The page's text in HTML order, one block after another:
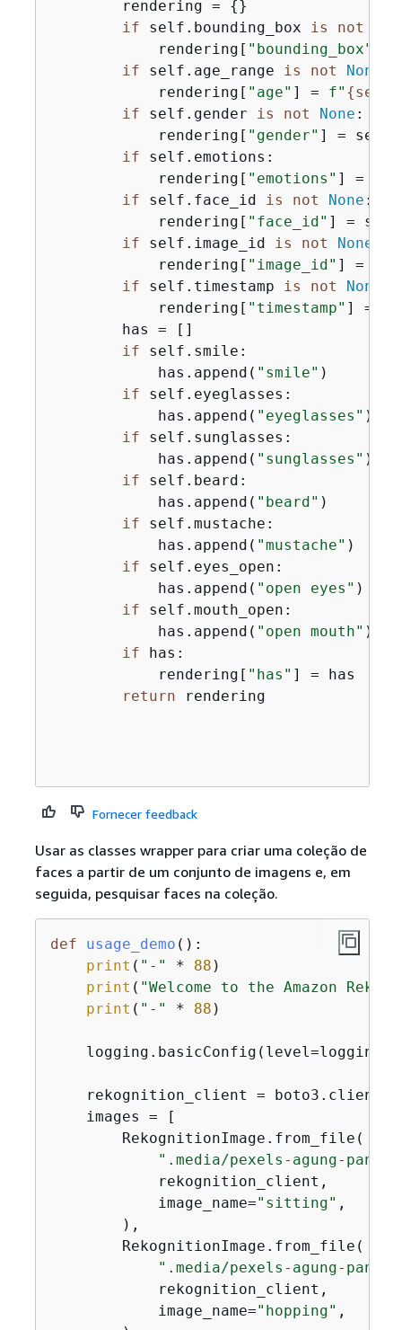
        rendering =
{}
if self.bounding_box is not
            rendering[
"bounding_box"
if self.age_range is not None
            rendering[
"age" ] = f" {
if self.gender is not None :
            rendering[
"gender" ] =
if self.emotions:
            rendering[
"emotions" ] =
if self.face_id is not None :
            rendering[
"face_id" ] =
if self.image_id is not None
            rendering[
"image_id" ] =
if self.timestamp is not None
            rendering[
"timestamp" ] =
        has = []
if self.smile:
            has.append(
"smile" )
if self.eyeglasses:
            has.append(
"eyeglasses" )
if self.sunglasses:
            has.append(
"sunglasses" )
if self.beard:
            has.append(
"beard" )
if self.mustache:
            has.append(
"mustache" )
if self.eyes_open:
            has.append(
"open eyes" )
if self.mouth_open:
            has.append(
"open mouth" )
if has:
            rendering[
"has" ] = has
return rendering
Fornecer feedback
Usar as classes wrapper para criar uma coleção de
faces a partir de um conjunto de imagens e, em
seguida, pesquisar faces na coleção.
def usage_demo ():
print ( "-" * 88 )
print ( "Welcome to the Amazon
print ( "-" * 88 )
    rekognition_client = boto3.client(
    images = [
        RekognitionImage.from_file(
".media/pexels-agung-
            rekognition_client,
            image_name=
"sitting" ,
        ),
        RekognitionImage.from_file(
".media/pexels-agung-
            rekognition_client,
            image_name=
"hopping" ,